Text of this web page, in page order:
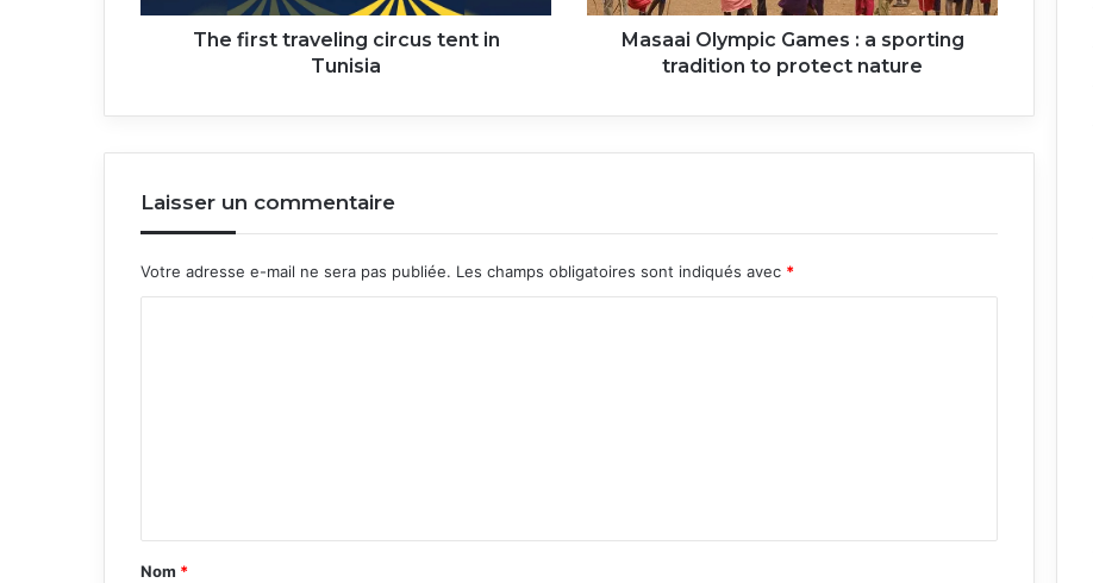
The first traveling circus tent in
Tunisia
protect
natureMasaai Olympic Games : a sporting
tradition to protect nature
Laisser un commentaire
Votre adresse e-mail ne sera pas publiée. Les champs obligatoires sont indiqués avec *
a
Nom *